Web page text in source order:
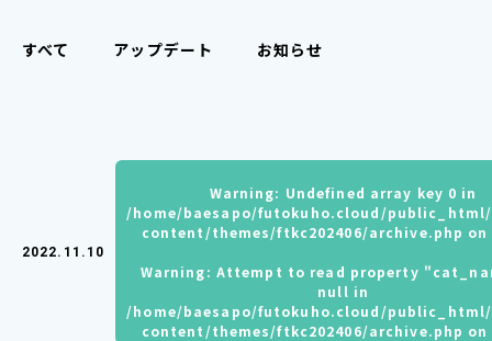
すべて アップデート お知らせ
2022.11.10
Warning: Undefined array key 0 in
/home/baesapo/futokuho.cloud/
content/themes/ftkc202406/archive.php
Warning: Attempt to read property
null in
/home/baesapo/futokuho.cloud/
content/themes/ftkc202406/archive.php